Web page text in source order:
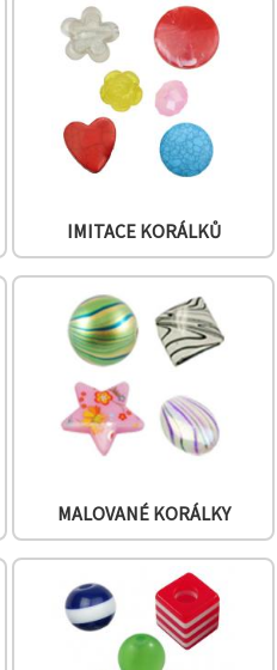
IMITACE KORÁLKŮ
MALOVANÉ KORÁLKY